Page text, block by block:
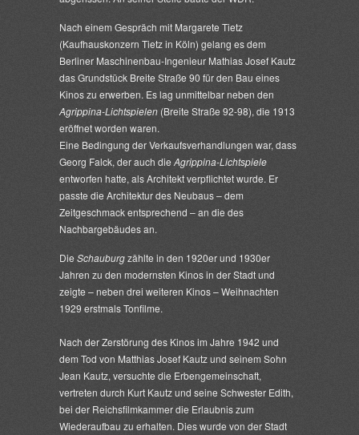
Nach einem Gespräch mit Margarete Tietz
(Kaufhauskonzern Tietz in Köln) gelang es dem
Berliner Maschinenbau-Ingenieur Mathias Josef Kautz
das Grundstück Breite Straße 90 für den Bau eines
Kinos zu erwerben. Es lag unmittelbar neben den
Agrippina-Lichtspielen (Breite Straße 92-98), die 1913
eröffnet worden waren.
Eine Bedingung der Verkaufsverhandlungen war, dass
Georg Falck, der auch die Agrippina-Lichtspiele
entworfen hatte, als Architekt verpflichtet wurde. Er
passte die Architektur des Neubaus – dem
Zeitgeschmack entsprechend – an die des
Nachbargebäudes an.
DieSchauburgzählte in den 1920er und 1930er
Jahren zu den modernsten Kinos in der Stadt und
zeigte – neben drei weiteren Kinos – Weihnachten
1929 erstmals Tonfilme.
Nach der Zerstörung des Kinos im Jahre 1942 und
dem Tod von Matthias Josef Kautz und seinem Sohn
Jean Kautz, versuchte die Erbengemeinschaft,
vertreten durch Kurt Kautz und seine Schwester Edith,
bei der Reichsfilmkammer die Erlaubnis zum
Wiederaufbau zu erhalten. Dies wurde von der Stadt